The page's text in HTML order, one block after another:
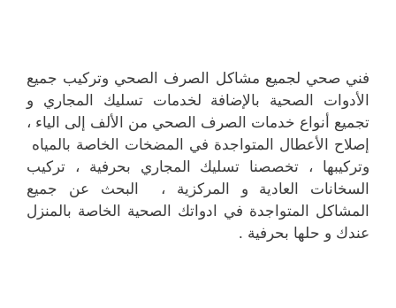
فني صحي لجميع مشاكل الصرف الصحي وتركيب جميع
الأدوات الصحية بالإضافة لخدمات تسليك المجاري و
تجميع أنواع خدمات الصرف الصحي من الألف إلى الياء ،
إصلاح الأعطال المتواجدة في المضخات الخاصة بالمياه
وتركيبها ، تخصصنا تسليك المجاري بحرفية ، تركيب
السخانات العادية و المركزية ، البحث عن جميع
المشاكل المتواجدة في ادواتك الصحية الخاصة بالمنزل
عندك و حلها بحرفية .